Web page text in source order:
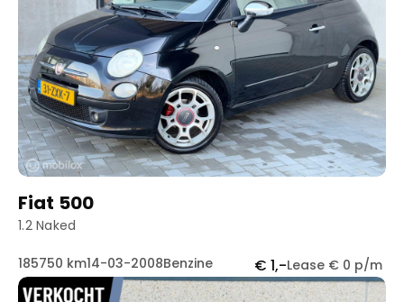
Fiat 500
1.2 Naked
185750 km14-03-2008Benzine € 1,-Lease € 0 p/m